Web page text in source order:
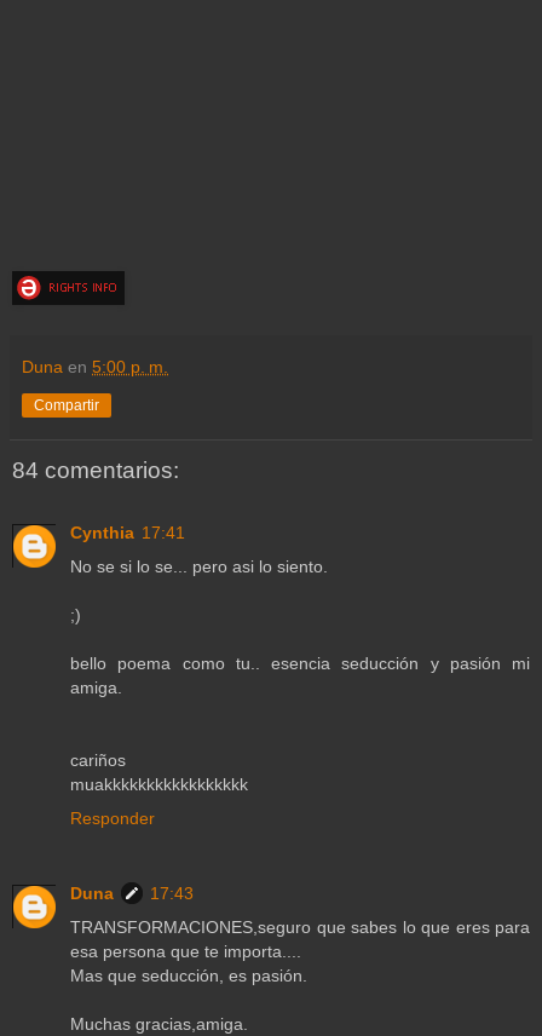
Duna en 5:00 p. m.
Compartir
84 comentarios:
Cynthia 17:41
No se si lo se... pero asi lo siento.
;)
bello poema como tu.. esencia seducción y pasión mi
amiga.
cariños
muakkkkkkkkkkkkkkkkk
Responder
Duna
17:43
TRANSFORMACIONES,seguro que sabes lo que eres para
esa persona que te importa....
Mas que seducción, es pasión.
Muchas gracias,amiga.